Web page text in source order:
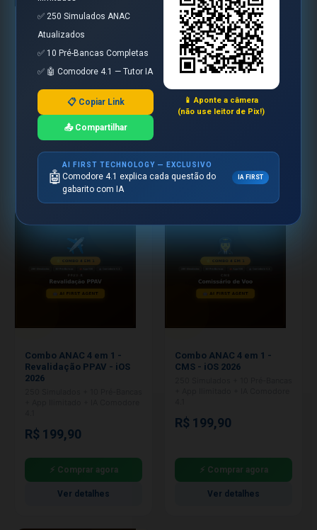
Combo ANAC 4 em 1 - PPL
250 Simulados + 10 Pré-Bancas
+ App Ilimitado + IA Comodore
R$ 199,90
R$ 79,90
Ver detalhes
Combo ANAC 4 em 1 -
Revalidação PCA - PLA -
iOS 2026
250 Simulados + 10 Pré-Bancas
+ App Ilimitado + IA Comodore
4.1
R$ 199,90
Ver detalhes
Combo ANAC 4 em 1 -
Revalidação PPAV - iOS
2026
R$ 199,90
⚡ Comprar agora
Ver detalhes
Combo ANAC 4 em 1 -
CMS - iOS 2026
R$ 199,90
⚡ Comprar agora
Ver detalhes
✅ 250 Simulados ANAC
Atualizados
✅ 10 Pré-Bancas Completas
✅ 🤖 Comodore 4.1 — Tutor IA
📋 Copiar Link
📤 Compartilhar
📱 Aponte a câmera
(não use leitor de Pix!)
🤖
AI FIRST TECHNOLOGY — EXCLUSIVO
Comodore 4.1 explica cada questão do
gabarito com IA
IA FIRST